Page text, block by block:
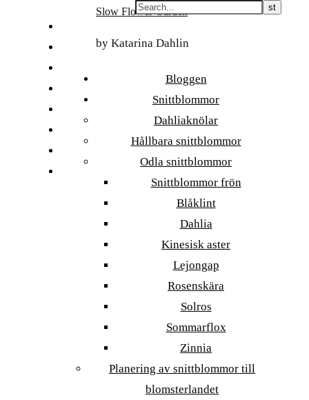
Slow Flower Garden
by Katarina Dahlin
Bloggen
Snittblommor
Dahliaknölar
Hållbara snittblommor
Odla snittblommor
Snittblommor frön
Blåklint
Dahlia
Kinesisk aster
Lejongap
Rosenskära
Solros
Sommarflox
Zinnia
Planering av snittblommor till
blomsterlandet